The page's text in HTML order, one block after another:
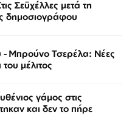
Σεϋχέλλες μετά τη
δημοσιογράφου
Μπρούνο Τσερέλα: Νέες
του μέλιτος
γάμος στις
και δεν το πήρε